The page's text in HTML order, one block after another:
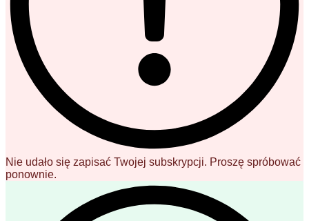
Nie udało się zapisać Twojej subskrypcji. Proszę spróbować
ponownie.